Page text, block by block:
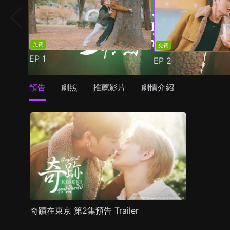
免費
EP 1
免費
EP 2
預告 劇照 推薦影片 劇情介紹
奇蹟在東京 第2集預告 Trailer